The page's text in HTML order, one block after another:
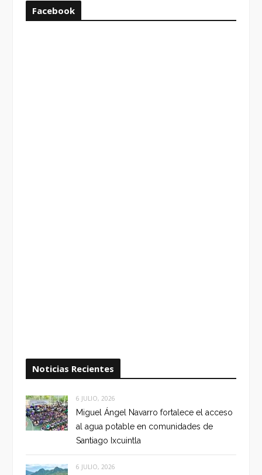
Facebook
Noticias Recientes
6 JULIO, 2026
Miguel Ángel Navarro fortalece el acceso
al agua potable en comunidades de
Santiago Ixcuintla
6 JULIO, 2026